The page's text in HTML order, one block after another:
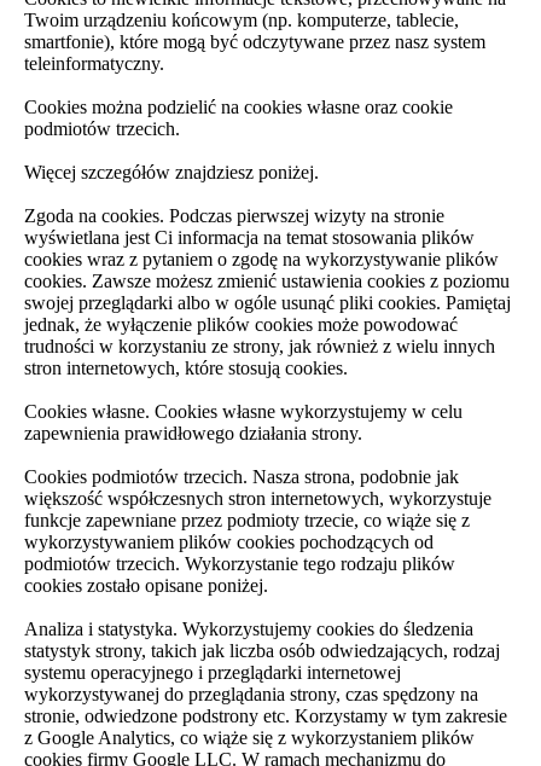
Twoim urządzeniu końcowym (np. komputerze, tablecie,
smartfonie), które mogą być odczytywane przez nasz system
teleinformatyczny.
Cookies można podzielić na cookies własne oraz cookie
podmiotów trzecich.
Więcej szczegółów znajdziesz poniżej.
Zgoda na cookies. Podczas pierwszej wizyty na stronie
wyświetlana jest Ci informacja na temat stosowania plików
cookies wraz z pytaniem o zgodę na wykorzystywanie plików
cookies. Zawsze możesz zmienić ustawienia cookies z poziomu
swojej przeglądarki albo w ogóle usunąć pliki cookies. Pamiętaj
jednak, że wyłączenie plików cookies może powodować
trudności w korzystaniu ze strony, jak również z wielu innych
stron internetowych, które stosują cookies.
Cookies własne. Cookies własne wykorzystujemy w celu
zapewnienia prawidłowego działania strony.
Cookies podmiotów trzecich. Nasza strona, podobnie jak
większość współczesnych stron internetowych, wykorzystuje
funkcje zapewniane przez podmioty trzecie, co wiąże się z
wykorzystywaniem plików cookies pochodzących od
podmiotów trzecich. Wykorzystanie tego rodzaju plików
cookies zostało opisane poniżej.
Analiza i statystyka. Wykorzystujemy cookies do śledzenia
statystyk strony, takich jak liczba osób odwiedzających, rodzaj
systemu operacyjnego i przeglądarki internetowej
wykorzystywanej do przeglądania strony, czas spędzony na
stronie, odwiedzone podstrony etc. Korzystamy w tym zakresie
z Google Analytics, co wiąże się z wykorzystaniem plików
cookies firmy Google LLC. W ramach mechanizmu do